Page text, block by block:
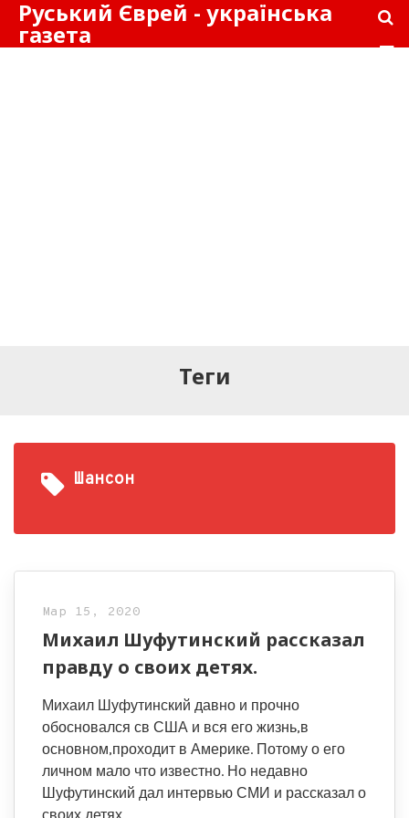
Руський Єврей - українська
газета
Теги
Шансон
Мар 15, 2020
Михаил Шуфутинский рассказал
правду о своих детях.
Михаил Шуфутинский давно и прочно
обосновался св США и вся его жизнь,в
основном,проходит в Америке. Потому о его
личном мало что известно. Но недавно
Шуфутинский дал интервью СМИ и рассказал о